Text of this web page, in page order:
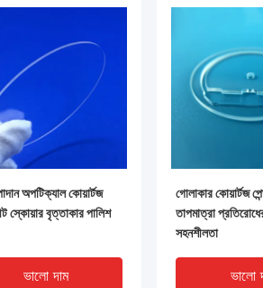
অপটিক্যাল কোয়ার্টজ
স্কোয়ার বৃত্তাকার পালিশ
ভালো দাম
গোলাকার কোয়ার্টজ
তাপমাত্রা
সহনশীলতা
ভালো